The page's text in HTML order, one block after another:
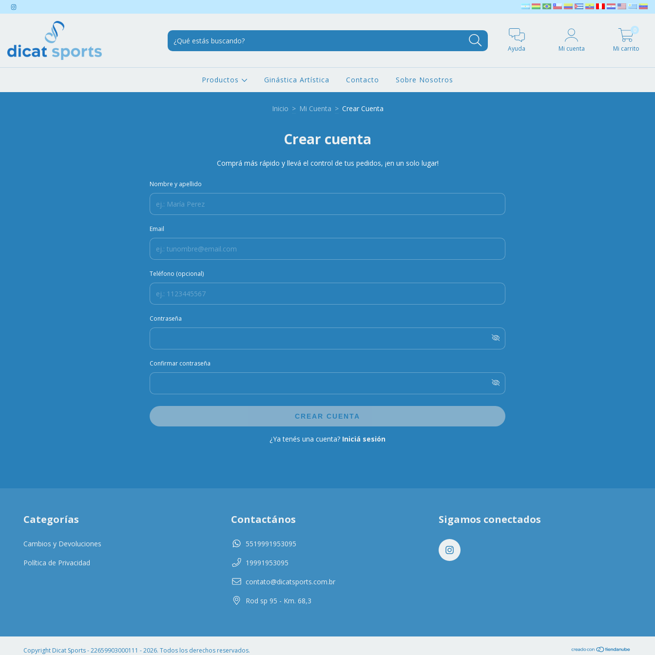
Ayuda Mi cuenta Mi carrito
0
Productos Ginástica Artística Contacto Sobre Nosotros
Inicio > Mi Cuenta > Crear Cuenta
Crear cuenta
Comprá más rápido y llevá el control de tus pedidos, ¡en un solo lugar!
Nombre y apellido
Email
Teléfono (opcional)
Contraseña
Confirmar contraseña
CREAR CUENTA
¿Ya tenés una cuenta? Iniciá sesión
Categorías
Cambios y Devoluciones
Política de Privacidad
Contactános
5519991953095
19991953095
contato@dicatsports.com.br
Rod sp 95 - Km. 68,3
Sigamos conectados
Copyright Dicat Sports - 22659903000111 - 2026. Todos los derechos reservados.